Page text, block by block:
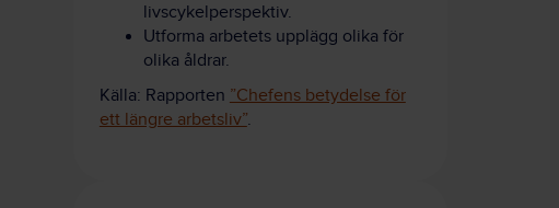
livscykelperspektiv.
Utforma arbetets upplägg olika för
olika åldrar.
Källa: Rapporten ”Chefens betydelse för
ett längre arbetsliv”.